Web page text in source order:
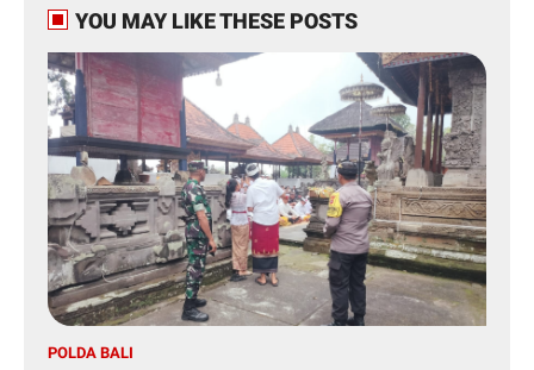
YOU MAY LIKE THESE POSTS
POLDA BALI